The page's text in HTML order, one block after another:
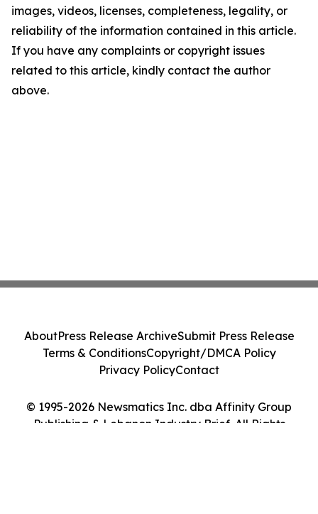
images, videos, licenses, completeness, legality, or
reliability of the information contained in this article.
If you have any complaints or copyright issues
related to this article, kindly contact the author
above.
© 1995-2026 Newsmatics Inc. dba Affinity Group
Publishing & Lebanon Industry Brief. All Rights
AboutPress Release ArchiveSubmit Press Release
Terms & ConditionsCopyright/DMCA Policy
Privacy PolicyContact